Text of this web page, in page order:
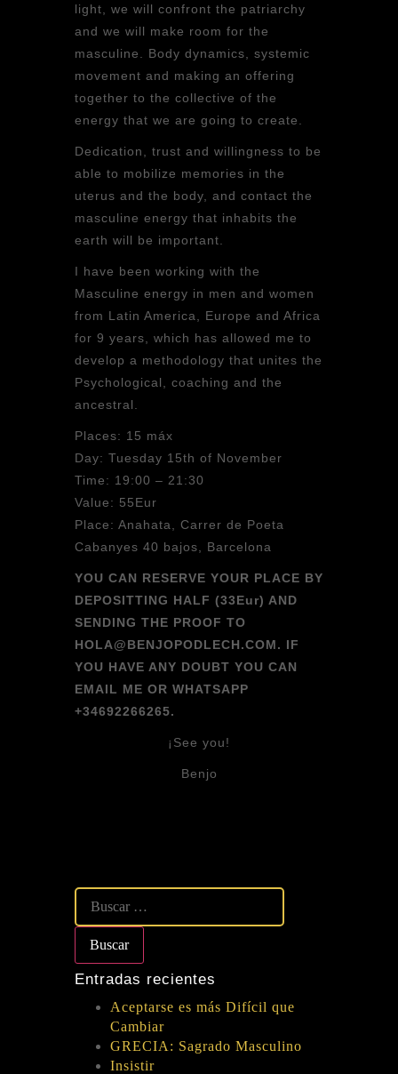
light, we will confront the patriarchy
and we will make room for the
masculine. Body dynamics, systemic
movement and making an offering
together to the collective of the
energy that we are going to create.
Dedication, trust and willingness to be
able to mobilize memories in the
uterus and the body, and contact the
masculine energy that inhabits the
earth will be important.
I have been working with the
Masculine energy in men and women
from Latin America, Europe and Africa
for 9 years, which has allowed me to
develop a methodology that unites the
Psychological, coaching and the
ancestral.
Places: 15 máx
Day: Tuesday 15th of November
Time: 19:00 – 21:30
Value: 55Eur
Place: Anahata, Carrer de Poeta
Cabanyes 40 bajos, Barcelona
YOU CAN RESERVE YOUR PLACE BY
DEPOSITTING HALF (33Eur) AND
SENDING THE PROOF TO
HOLA@BENJOPODLECH.COM. IF
YOU HAVE ANY DOUBT YOU CAN
EMAIL ME OR WHATSAPP
+34692266265.
¡See you!
Benjo
Entradas recientes
Aceptarse es más Difícil que
Cambiar
GRECIA: Sagrado Masculino
Insistir